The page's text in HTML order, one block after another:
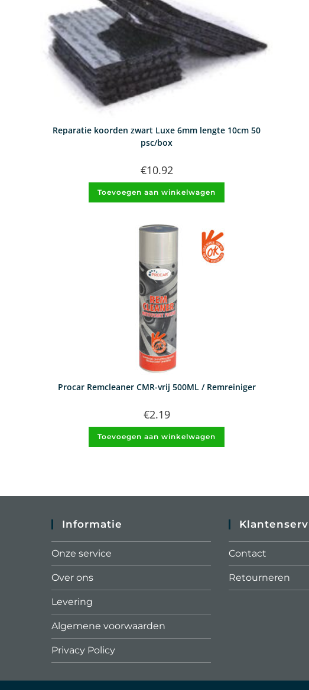
Reparatie koorden zwart Luxe 6mm lengte 10cm 50
psc/box
€10.92
Toevoegen aan winkelwagen
Procar Remcleaner CMR-vrij 500ML / Remreiniger
€2.19
Toevoegen aan winkelwagen
Informatie
Onze service
Over ons
Levering
Algemene voorwaarden
Privacy Policy
Contact
Retourneren